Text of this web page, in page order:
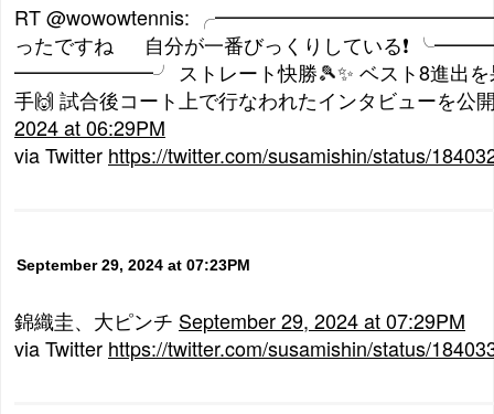
RT @wowowtennis:
ったですね 自分が一番びっくりしている❗️
━━━━━━━╯ ストレート快勝🎾✨ ベスト8進出を
手🙌 試合後コート上で行なわれたインタビューを
2024 at 06:29PM
via Twitter https://twitter.com/susamishin/status/
September 29, 2024 at 07:23PM
錦織圭、大ピンチ September 29, 2024 at 07:29PM
via Twitter https://twitter.com/susamishin/status/